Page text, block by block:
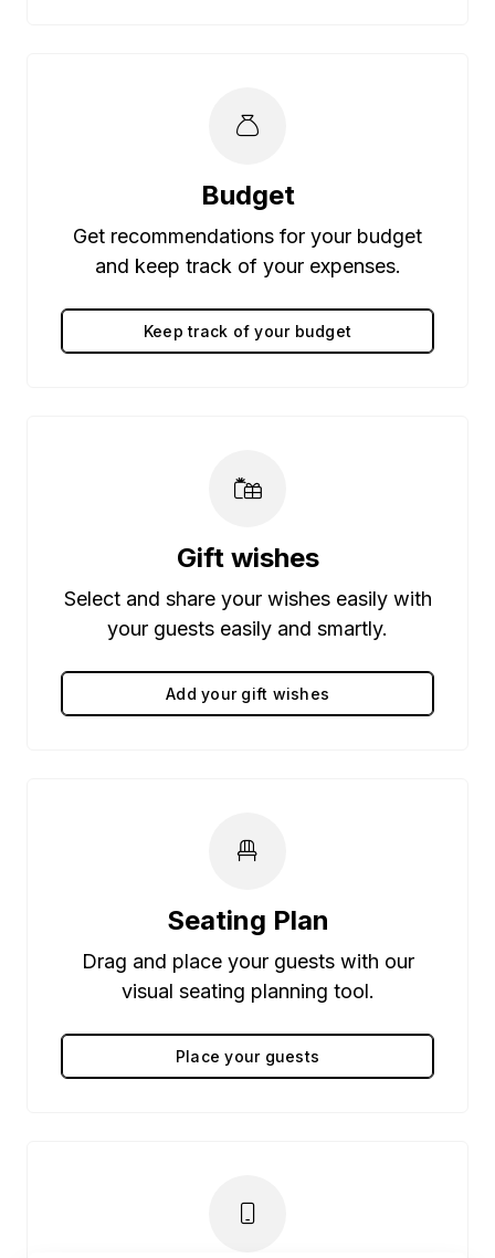
Budget
Get recommendations for your budget
and keep track of your expenses.
Keep track of your budget
Gift wishes
Select and share your wishes easily with
your guests easily and smartly.
Add your gift wishes
Seating Plan
Drag and place your guests with our
visual seating planning tool.
Place your guests